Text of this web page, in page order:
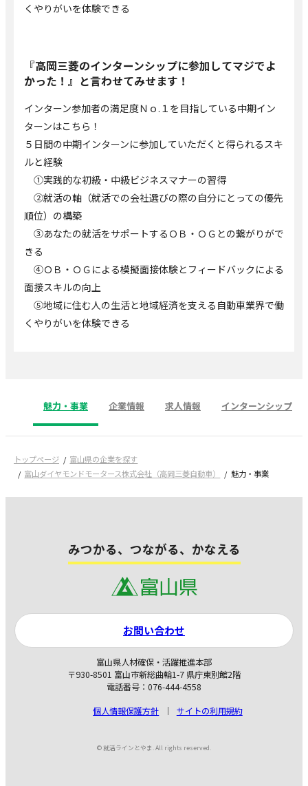
くやりがいを体験できる
『高岡三菱のインターンシップに参加してマジでよ
かった！』と言わせてみせます！
インターン参加者の満足度Ｎｏ.１を目指している中期イン
ターンはこちら！
５日間の中期インターンに参加していただくと得られるスキ
ルと経験
①実践的な初級・中級ビジネスマナーの習得
②就活の軸（就活での会社選びの際の自分にとっての優先
順位）の構築
③あなたの就活をサポートするＯＢ・ＯＧとの繋がりがで
きる
④ＯＢ・ＯＧによる模擬面接体験とフィードバックによる
面接スキルの向上
⑤地域に住む人の生活と地域経済を支える自動車業界で働
くやりがいを体験できる
魅力・事業 企業情報 求人情報 インターンシップ
トップページ
富山県の企業を探す
富山ダイヤモンドモータース株式会社（高岡三菱自動車）
魅力・事業
みつかる、つながる、かなえる
富山県人材確保・活躍推進本部
〒930-8501 富山市新総曲輪1-7 県庁東別館2階
電話番号：076-444-4558
個人情報保護方針
サイトの利用規約
お問い合わせ
© 就活ラインとやま. All rights reserved.